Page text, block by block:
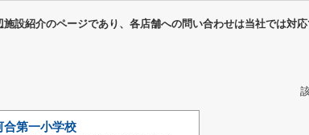
設紹介のページであり、各店舗への問い合わせは当社では対応
合第一小学校